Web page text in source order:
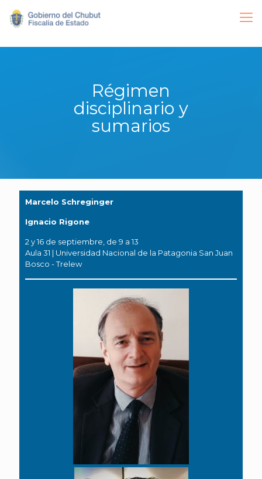
Régimen
disciplinario y
sumarios
Marcelo Schreginger
Ignacio Rigone
2 y 16 de septiembre, de 9 a 13
Aula 31 | Universidad Nacional de la Patagonia San Juan
Bosco - Trelew